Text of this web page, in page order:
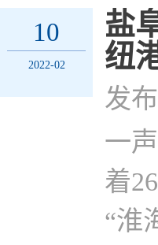
10
2022-02
盐
纽
发
一
着
“淮